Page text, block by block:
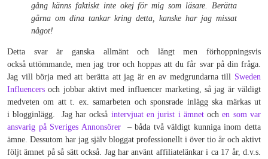
gång känns faktiskt inte okej för mig som läsare. Berätta
gärna om dina tankar kring detta, kanske har jag missat
något!
Detta svar är ganska allmänt och långt men förhoppningsvis
också uttömmande, men jag tror och hoppas att du får svar på din fråga.
Jag vill börja med att berätta att jag är en av medgrundarna till Sweden
Influencers och jobbar aktivt med influencer marketing, så jag är väldigt
medveten om att t. ex. samarbeten och sponsrade inlägg ska märkas ut
i blogginlägg. Jag har också intervjuat en jurist i ämnetochen som var
ansvarig på Sveriges Annonsörer– båda två väldigt kunniga inom detta
ämne. Dessutom har jag själv bloggat professionellt i över tio år och aktivt
följt ämnet på så sätt också. Jag har använt affiliatelänkar i ca 17 år, d.v.s.